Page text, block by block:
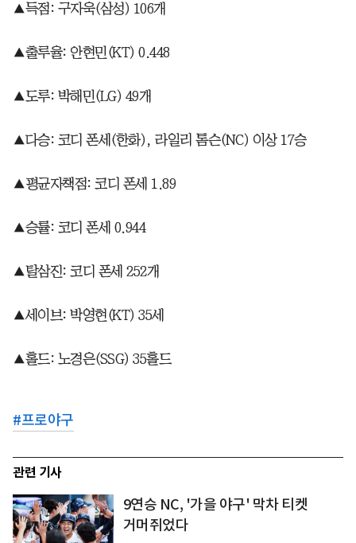
▲득점: 구자욱(삼성) 106개
▲출루율: 안현민(KT) 0.448
▲도루: 박해민(LG) 49개
▲다승: 코디 폰세(한화), 라일리 톰슨(NC) 이상 17승
▲평균자책점: 코디 폰세 1.89
▲승률: 코디 폰세 0.944
▲탈삼진: 코디 폰세 252개
▲세이브: 박영현(KT) 35세
▲홀드: 노경은(SSG) 35홀드
#프로야구
관련 기사
9연승 NC, '가을 야구' 막차 티켓
거머쥐었다